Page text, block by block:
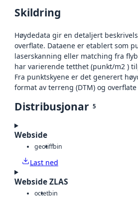
Skildring
Høydedata gir en detaljert
overflate. Dataene er etablert som
laserskanning eller matching fra
har varierende tetthet (punkt/m2 )
Fra punktskyene er det generert
format av terreng (DTM) og overflate
Distribusjonar 5
Webside
geotiffbin
Last ned
Webside ZLAS
octetbin